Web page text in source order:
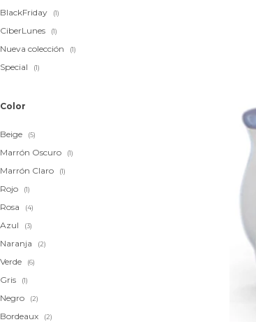
BlackFriday (1)
CiberLunes (1)
Nueva colección (1)
Special (1)
Color
Beige (5)
Marrón Oscuro (1)
Marrón Claro (1)
Rojo (1)
Rosa (4)
Azul (3)
Naranja (2)
Verde (6)
Gris (1)
Negro (2)
Bordeaux (2)